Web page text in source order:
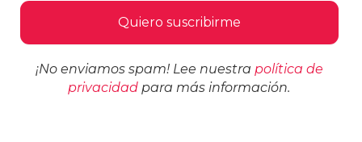
¡No enviamos spam! Lee nuestra política de
privacidad para más información.